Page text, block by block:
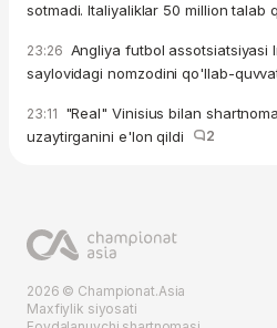
sotmadi. Italiyaliklar 50 million talab
23:26 Angliya futbol assotsiatsiyasi
saylovidagi nomzodini qo'llab-
23:11 "Real" Vinisius bilan
uzaytirganini e'lon qildi
2
2026 © Championat.Asia
Maxfiylik siyosati